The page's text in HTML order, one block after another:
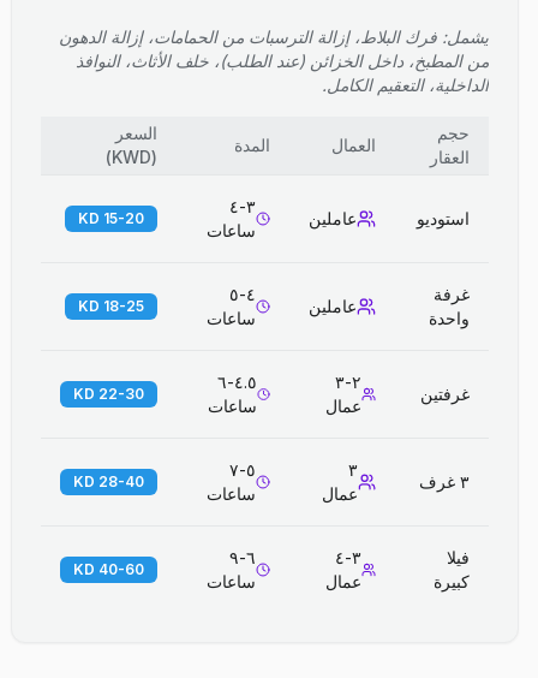
يشمل: فرك البلاط، إزالة الترسبات من الحمامات، إزالة الدهون
من المطبخ، داخل الخزائن (عند الطلب)، خلف الأثاث، النوافذ
الداخلية، التعقيم الكامل.
حجم
العقار
العمال المدة
السعر
(
KWD
)
استوديو عاملين
٣-٤
ساعات
15-20 KD
غرفة
واحدة
عاملين
٤-٥
ساعات
18-25 KD
غرفتين
٢-٣
عمال
٤.٥-٦
ساعات
22-30 KD
٣ غرف
٣
عمال
٥-٧
ساعات
28-40 KD
فيلا
كبيرة
٣-٤
عمال
٦-٩
ساعات
40-60 KD